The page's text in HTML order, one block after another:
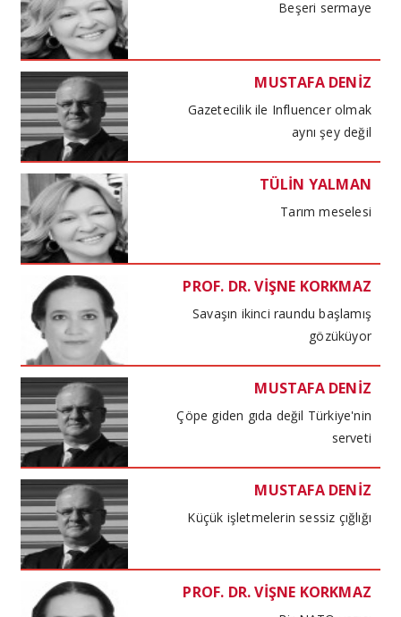
Beşeri sermaye
MUSTAFA DENİZ
Gazetecilik ile Influencer olmak
aynı şey değil
TÜLİN YALMAN
Tarım meselesi
PROF. DR. VİŞNE KORKMAZ
Savaşın ikinci raundu başlamış
gözüküyor
MUSTAFA DENİZ
Çöpe giden gıda değil Türkiye'nin
serveti
MUSTAFA DENİZ
Küçük işletmelerin sessiz çığlığı
PROF. DR. VİŞNE KORKMAZ